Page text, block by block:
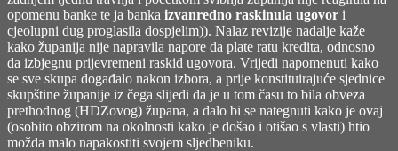
opomenu banke te ja banka izvanredno raskinula ugovor i
cjeolupni dug proglasila dospjelim)). Nalaz revizije nadalje kaže
kako županija nije napravila napore da plate ratu kredita, odnosno
da izbjegnu prijevremeni raskid ugovora. Vrijedi napomenuti kako
se sve skupa događalo nakon izbora, a prije konstituirajuće sjednice
skupštine županije iz čega slijedi da je u tom času to bila obveza
prethodnog (HDZovog) župana, a dalo bi se nategnuti kako je ovaj
(osobito obzirom na okolnosti kako je došao i otišao s vlasti) htio
možda malo napakostiti svojem sljedbeniku.